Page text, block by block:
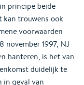
principe beide
kan trouwens ook
voorwaarden
november 1997, NJ
hanteren, is het van
duidelijk te
in geval van